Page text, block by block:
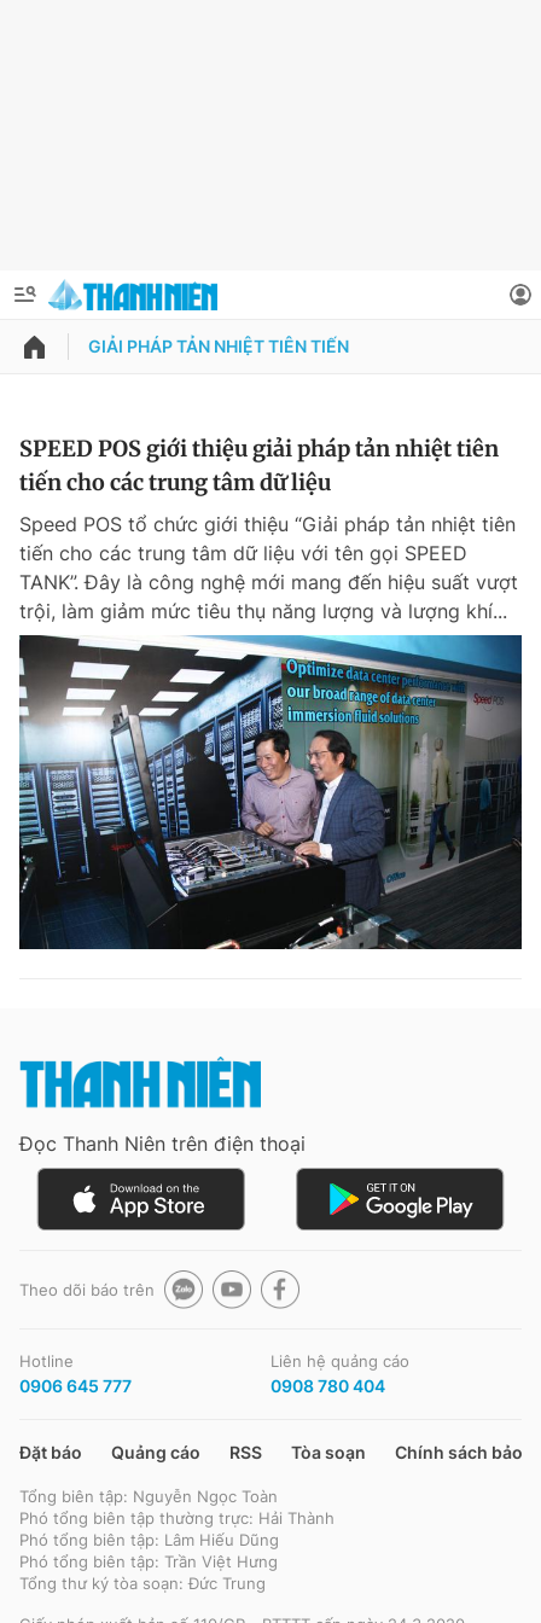
QUẢNG CÁO ĐẶT BÁO
Chuyên mục khác
Chào ngày mới Tin 24h
Tin thị trường Tin 360
Video Magazine
Sản phẩm khác
Tiện ích Bạn cần biết
Đọc Thanh Niên trên điện thoại
Hotline Liên hệ quảng cáo
Tổng biên tập: Nguyễn Ngọc Toàn
Phó tổng biên tập thường trực: Hải Thành
Phó tổng biên tập: Lâm Hiếu Dũng
Phó tổng biên tập: Trần Việt Hưng
Thông tin tài khoản
Đổi mật khẩu
Tin đã lưu
Tin đã xem
Đăng xuất
GIẢI PHÁP TẢN NHIỆT TIÊN TIẾN
SPEED POS giới thiệu giải pháp tản nhiệt tiên
tiến cho các trung tâm dữ liệu
Speed POS tổ chức giới thiệu “Giải pháp tản nhiệt tiên
tiến cho các trung tâm dữ liệu với tên gọi SPEED
TANK”. Đây là công nghệ mới mang đến hiệu suất vượt
trội, làm giảm mức tiêu thụ năng lượng và lượng khí...
Đọc Thanh Niên trên điện thoại
Theo dõi báo trên
Hotline
0906 645 777
Liên hệ quảng cáo
0908 780 404
Đặt báo Quảng cáo RSS Tòa soạn Chính sách bảo
Tổng biên tập: Nguyễn Ngọc Toàn
Phó tổng biên tập thường trực: Hải Thành
Phó tổng biên tập: Lâm Hiếu Dũng
Phó tổng biên tập: Trần Việt Hưng
Tổng thư ký tòa soạn: Đức Trung